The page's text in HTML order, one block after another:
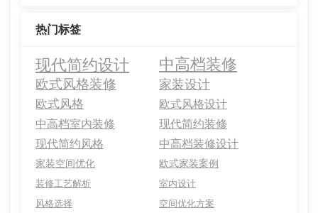
热门标签
现代简约设计 中高档装修
欧式风格装修 家装设计
欧式风格
欧式风格设计
中高档室内装修
现代简约装修
现代简约风格
中高档装修设计
家装空间优化 欧式家装案例
装修工艺解析
室内设计
风格选择
空间优化方案